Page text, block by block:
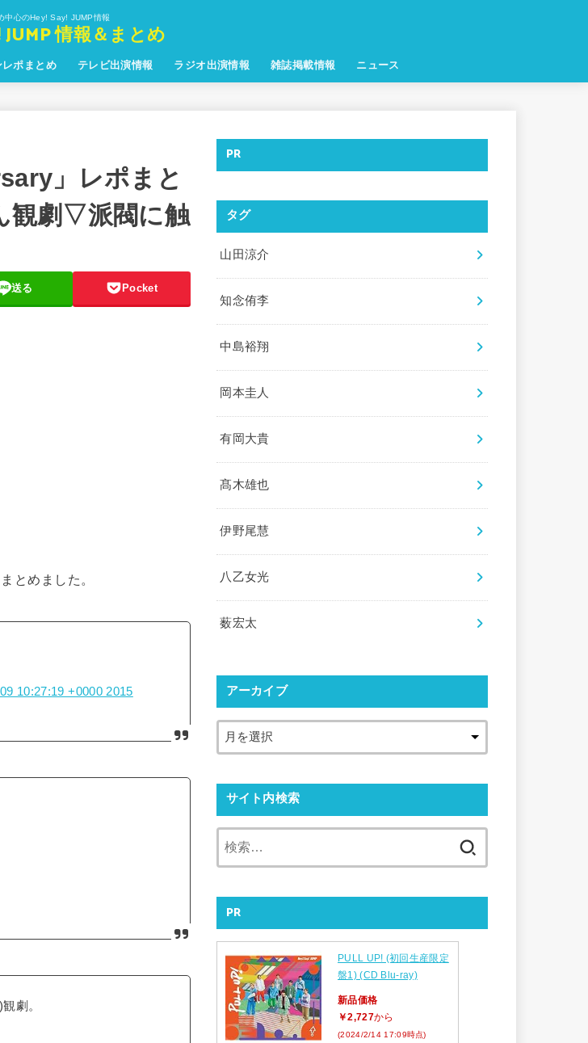
中心のHey! Say! JUMP情報
JUMP 情報＆まとめ
レポまとめ テレビ出演情報 ラジオ出演情報 雑誌掲載情報 ニュース
」レポまと
観劇▽派閥に触
送る Pocket
とめました。
10:27:19 +0000 2015
劇。
PR
タグ
山田涼介
知念侑李
中島裕翔
岡本圭人
有岡大貴
髙木雄也
伊野尾慧
八乙女光
薮宏太
アーカイブ
サイト内検索
PR
PULL UP! (初回生産限定
盤1) (CD Blu-ray)
新品価格
￥2,727から
(2024/2/14 17:09時点)